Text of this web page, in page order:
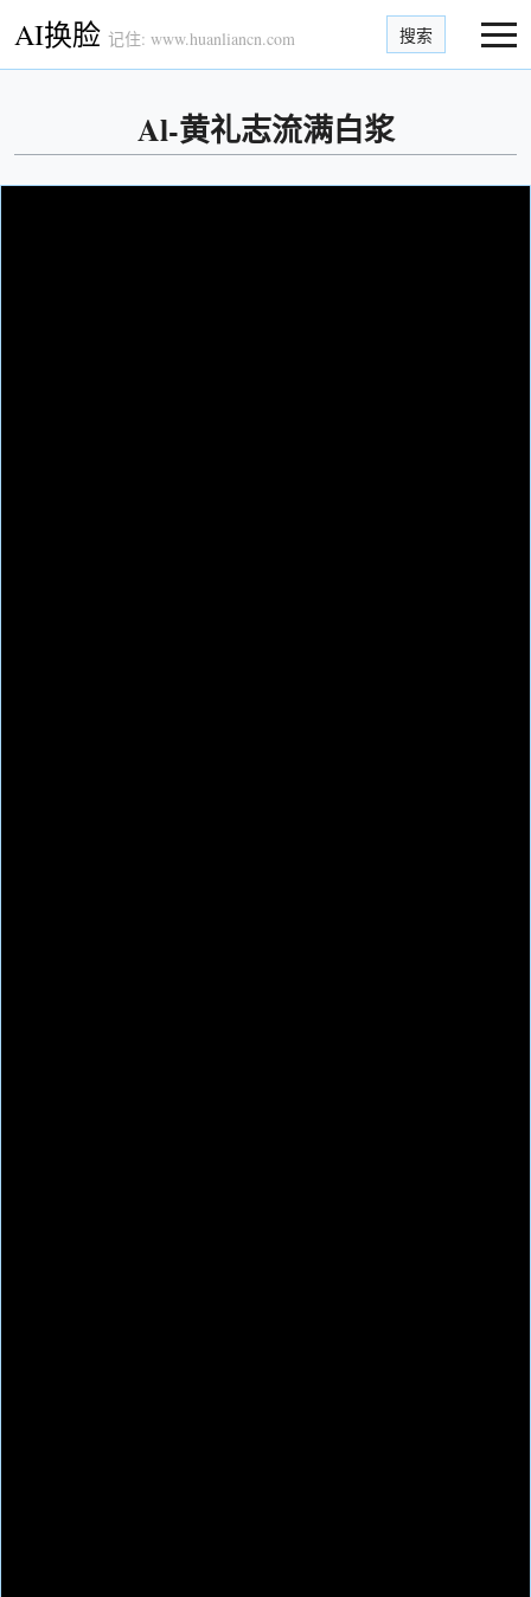
AI换脸 记住: www.huanliancn.com 搜索
Al-黄礼志流满白浆